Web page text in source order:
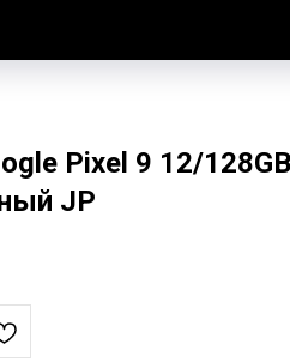
Pixel 9 12/
JP